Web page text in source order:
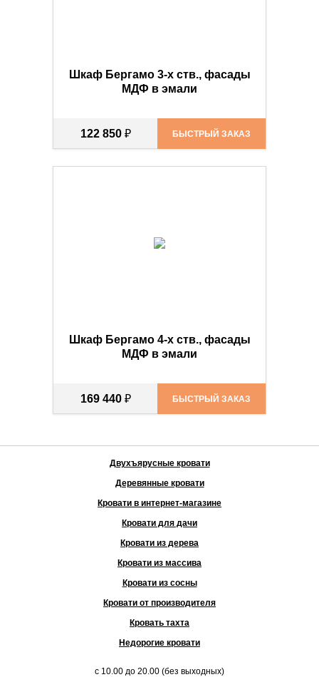
Шкаф Бергамо 3-х ств., фасады
МДФ в эмали
122 850 ₽ БЫСТРЫЙ ЗАКАЗ
Шкаф Бергамо 4-х ств., фасады
МДФ в эмали
169 440 ₽ БЫСТРЫЙ ЗАКАЗ
Двухъярусные кровати
Деревянные кровати
Кровати в интернет-магазине
Кровати для дачи
Кровати из дерева
Кровати из массива
Кровати из сосны
Кровати от производителя
Кровать тахта
Недорогие кровати
с 10.00 до 20.00 (без выходных)